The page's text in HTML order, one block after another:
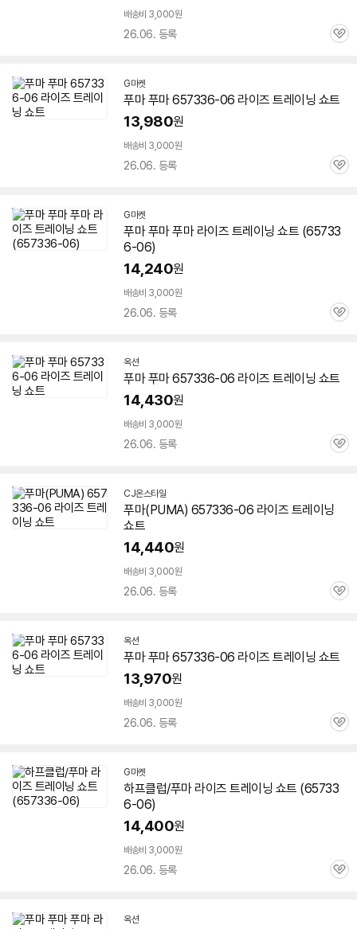
배송비 3,000원
26.06. 등록
관
G마켓
푸마 푸마657336-06 라이즈 트레이닝 쇼트
13,980원
배송비 3,000원
26.06. 등록
관
G마켓
푸마 푸마 푸마 라이즈 트레이닝 쇼트 (65733
6-06)
14,240원
배송비 3,000원
26.06. 등록
관
옥션
푸마 푸마657336-06 라이즈 트레이닝 쇼트
14,430원
배송비 3,000원
26.06. 등록
관
CJ온스타일
푸마(PUMA) 657336-06 라이즈 트레이닝
쇼트
14,440원
배송비 3,000원
26.06. 등록
관
옥션
푸마 푸마657336-06 라이즈 트레이닝 쇼트
13,970원
배송비 3,000원
26.06. 등록
관
G마켓
하프클럽/푸마 라이즈 트레이닝 쇼트 (65733
6-06)
14,400원
배송비 3,000원
26.06. 등록
관
옥션